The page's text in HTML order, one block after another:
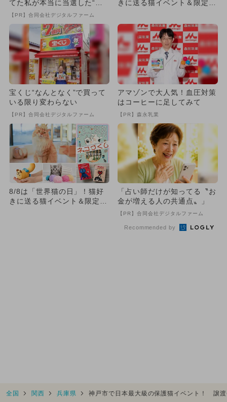
てた私が本当に当選した“買
い方”がこれ
【PR】合同会社デジタルファーム
きに送る猫イベント＆限定猫
宝くじ“なんとなく”で買って
いる限り変わらない
【PR】合同会社デジタルファーム
アマゾンで大人気！血圧対策
はコーヒーに足してみて
【PR】森永乳業
8/8は「世界猫の日」！猫好
きに送る猫イベント＆限定猫
「占い師だけが知ってる〝お
金が増える人の共通点〟」
【PR】合同会社デジタルファーム
Recommended by
全国 関西 兵庫県 神戸市で日本最大級の保護猫イベント！ 譲